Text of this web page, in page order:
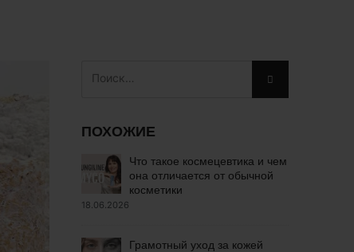
ПОХОЖИЕ
Что такое космецевтика и чем
она отличается от обычной
косметики
18.06.2026
Грамотный уход за кожей